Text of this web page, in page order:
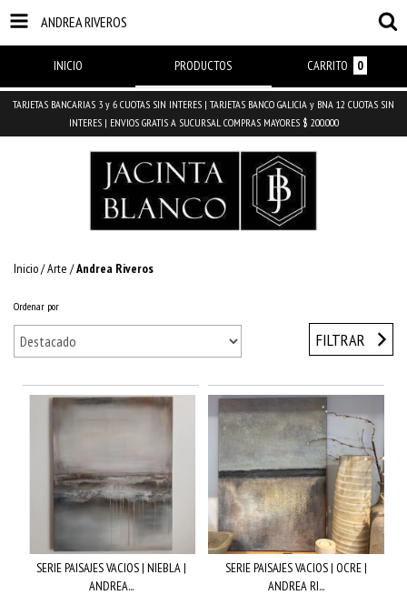
ANDREA RIVEROS
INICIO PRODUCTOS CARRITO 0
TARJETAS BANCARIAS 3 y 6 CUOTAS SIN INTERES | TARJETAS BANCO GALICIA y BNA 12 CUOTAS SIN
INTERES | ENVIOS GRATIS A SUCURSAL COMPRAS MAYORES $ 200.000
Inicio/Arte /Andrea Riveros
Ordenar por
FILTRAR
SERIE PAISAJES VACIOS | NIEBLA |
ANDREA...
SERIE PAISAJES VACIOS | OCRE |
ANDREA RI...